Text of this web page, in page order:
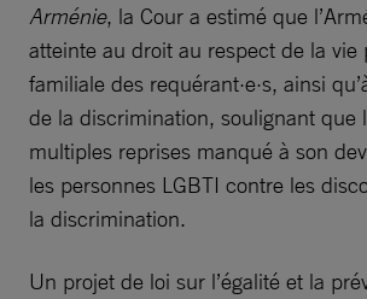
Arménie, la Cour a estimé que
atteinte au droit au respect de la vie
familiale des requérant·e·s, ainsi
de la discrimination, soulignant que
multiples reprises manqué à son
les personnes LGBTI contre les
la discrimination.
Un projet de loi sur l’égalité et la